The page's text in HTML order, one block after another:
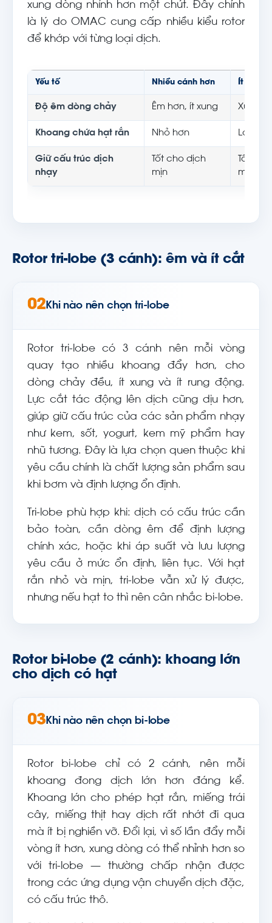
xung dòng nhỉnh hơn một chút. Đây chính
là lý do OMAC cung cấp nhiều kiểu rotor
để khớp với từng loại dịch.
Yếu tố Nhiều cánh hơn Ít cánh
Độ êm dòng chảy Êm hơn, ít xung Xung
Khoang chứa hạt rắn Nhỏ hơn Lớn
Giữ cấu trúc dịch
nhạy
Tốt cho dịch
mịn
Tốt
miếng
Rotor tri-lobe (3 cánh): êm và ít cắt
02Khi nào nên chọn tri-lobe
Rotor tri-lobe có 3 cánh nên mỗi vòng
quay tạo nhiều khoang đẩy hơn, cho
dòng chảy đều, ít xung và ít rung động.
Lực cắt tác động lên dịch cũng dịu hơn,
giúp giữ cấu trúc của các sản phẩm nhạy
như kem, sốt, yogurt, kem mỹ phẩm hay
nhũ tương. Đây là lựa chọn quen thuộc khi
yêu cầu chính là chất lượng sản phẩm sau
khi bơm và định lượng ổn định.
Tri-lobe phù hợp khi: dịch có cấu trúc cần
bảo toàn, cần dòng êm để định lượng
chính xác, hoặc khi áp suất và lưu lượng
yêu cầu ở mức ổn định, liên tục. Với hạt
rắn nhỏ và mịn, tri-lobe vẫn xử lý được,
nhưng nếu hạt to thì nên cân nhắc bi-lobe.
Rotor bi-lobe (2 cánh): khoang lớn
cho dịch có hạt
03Khi nào nên chọn bi-lobe
Rotor bi-lobe chỉ có 2 cánh, nên mỗi
khoang đong dịch lớn hơn đáng kể.
Khoang lớn cho phép hạt rắn, miếng trái
cây, miếng thịt hay dịch rất nhớt đi qua
mà ít bị nghiền vỡ. Đổi lại, vì số lần đẩy mỗi
vòng ít hơn, xung dòng có thể nhỉnh hơn so
với tri-lobe — thường chấp nhận được
trong các ứng dụng vận chuyển dịch đặc,
có cấu trúc thô.